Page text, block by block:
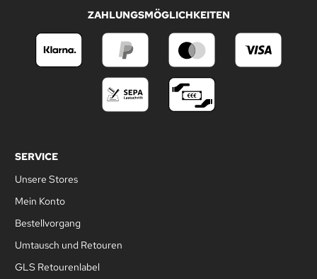
ZAHLUNGSMÖGLICHKEITEN
SERVICE
Unsere Stores
Mein Konto
Bestellvorgang
Umtausch und Retouren
GLS Retourenlabel